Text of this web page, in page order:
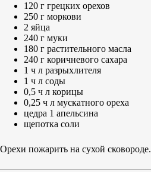
120 г грецких орехов
250 г моркови
2 яйца
240 г муки
180 г растительного масла
240 г коричневого сахара
1 ч л разрыхлителя
1 ч л соды
0,5 ч л корицы
0,25 ч л мускатного ореха
цедра 1 апельсина
щепотка соли
Орехи пожарить на сухой сковороде.